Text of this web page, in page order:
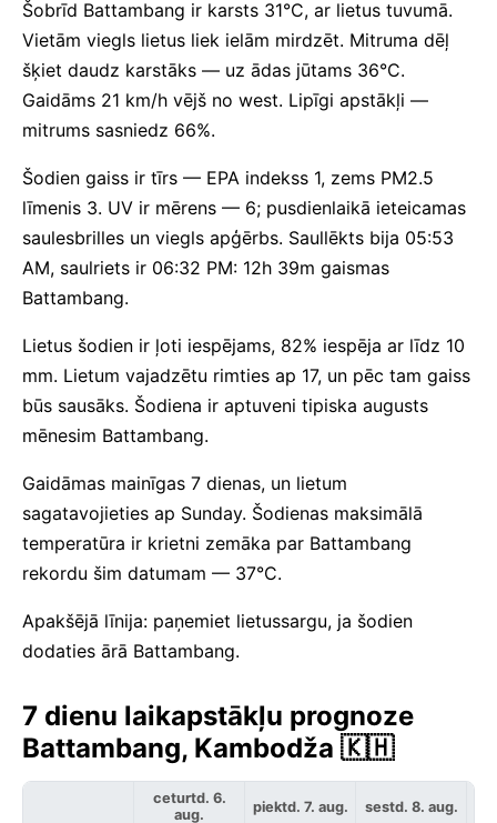
Šobrīd Battambang ir karsts 31°C, ar lietus tuvumā.
Vietām viegls lietus liek ielām mirdzēt. Mitruma dēļ
šķiet daudz karstāks — uz ādas jūtams 36°C.
Gaidāms 21 km/h vējš no west. Lipīgi apstākļi —
mitrums sasniedz 66%.
Šodien gaiss ir tīrs — EPA indekss 1, zems PM2.5
līmenis 3. UV ir mērens — 6; pusdienlaikā ieteicamas
saulesbrilles un viegls apģērbs. Saullēkts bija 05:53
AM, saulriets ir 06:32 PM: 12h 39m gaismas
Battambang.
Lietus šodien ir ļoti iespējams, 82% iespēja ar līdz 10
mm. Lietum vajadzētu rimties ap 17, un pēc tam gaiss
būs sausāks. Šodiena ir aptuveni tipiska augusts
mēnesim Battambang.
Gaidāmas mainīgas 7 dienas, un lietum
sagatavojieties ap Sunday. Šodienas maksimālā
temperatūra ir krietni zemāka par Battambang
rekordu šim datumam — 37°C.
Apakšējā līnija: paņemiet lietussargu, ja šodien
dodaties ārā Battambang.
7 dienu laikapstākļu prognoze
Battambang, Kambodža 🇰🇭
ceturtd. 6.
aug.
piektd. 7. aug. sestd. 8. aug.